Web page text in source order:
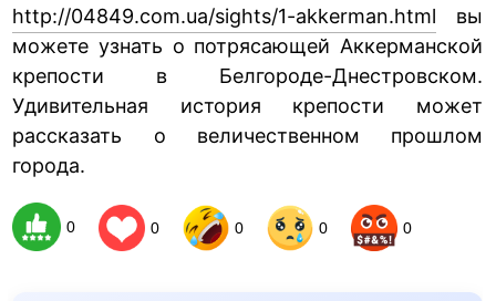
http://04849.com.ua/sights/1-akkerman.html вы
можете узнать о потрясающей Аккерманской
крепости в Белгороде-Днестровском.
Удивительная история крепости может
рассказать о величественном прошлом
города.
0 0 0 0 0